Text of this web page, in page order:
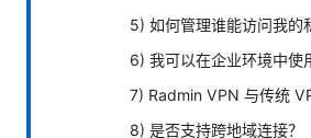
5) 如何管理谁能访问我的
6) 我可以在企业环境中使
7) Radmin VPN 与传统
8) 是否支持跨地域连接？